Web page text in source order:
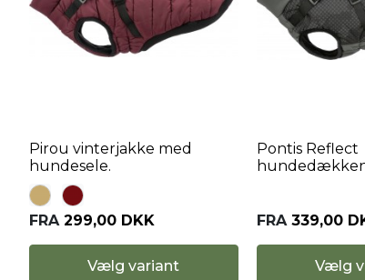
Pirou vinterjakke med
hundesele.
FRA 299,00 DKK
Vælg variant
Pontis Reflect
FRA 339,00
Vælg